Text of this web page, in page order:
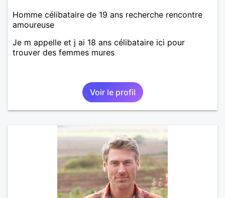
Homme célibataire de 19 ans recherche rencontre
amoureuse
Je m appelle et j ai 18 ans célibataire ici pour
trouver des femmes mures
Voir le profil